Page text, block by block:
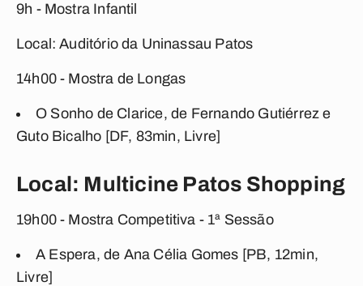
9h - Mostra Infantil
Local: Auditório da Uninassau Patos
14h00 - Mostra de Longas
O Sonho de Clarice, de Fernando Gutiérrez e
Guto Bicalho [DF, 83min, Livre]
Local: Multicine Patos Shopping
19h00 - Mostra Competitiva - 1ª Sessão
A Espera, de Ana Célia Gomes [PB, 12min,
Livre]